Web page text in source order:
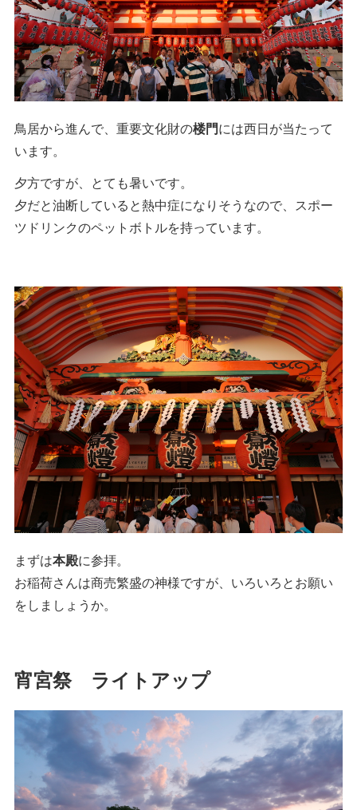
鳥居から進んで、重要文化財の楼門には西日が当たって
います。
夕方ですが、とても暑いです。
夕だと油断していると熱中症になりそうなので、スポー
ツドリンクのペットボトルを持っています。
まずは本殿に参拝。
お稲荷さんは商売繁盛の神様ですが、いろいろとお願い
をしましょうか。
宵宮祭 ライトアップ